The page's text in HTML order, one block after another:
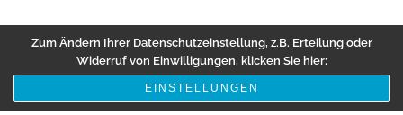
Zum Ändern Ihrer Datenschutzeinstellung, z.B. Erteilung oder
Widerruf von Einwilligungen, klicken Sie hier:
EINSTELLUNGEN